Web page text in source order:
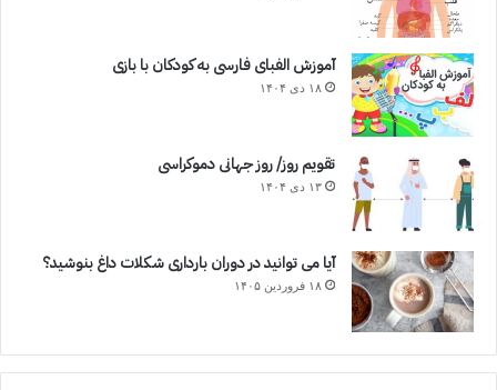
آموزش الفبای فارسی به کودکان با بازی
۱۸ دی ۱۴۰۴
تقویم روز/ روز جهانی دموکراسی
۱۳ دی ۱۴۰۴
آیا می توانید در دوران بارداری شکلات داغ بنوشید؟
۱۸ فروردین ۱۴۰۵